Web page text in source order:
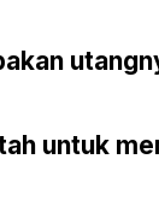
untuk